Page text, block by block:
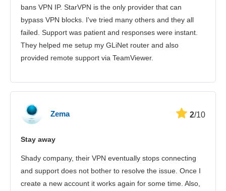
bans VPN IP. StarVPN is the only provider that can
bypass VPN blocks. I've tried many others and they all
failed. Support was patient and responses were instant.
They helped me setup my GLiNet router and also
provided remote support via TeamViewer.
Zema 2/10
Stay away
Shady company, their VPN eventually stops connecting
and support does not bother to resolve the issue. Once I
create a new account it works again for some time. Also,